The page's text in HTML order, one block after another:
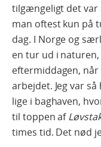
tilgængeligt det var
man oftest kun på
dag. I Norge og
en tur ud i
eftermiddagen,
arbejdet. Jeg var
lige i baghaven,
til toppen af
times tid. Det nød